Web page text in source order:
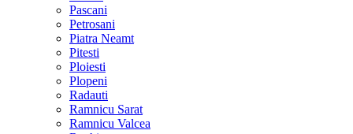
Pascani
Petrosani
Piatra Neamt
Pitesti
Ploiesti
Plopeni
Radauti
Ramnicu Sarat
Ramnicu Valcea